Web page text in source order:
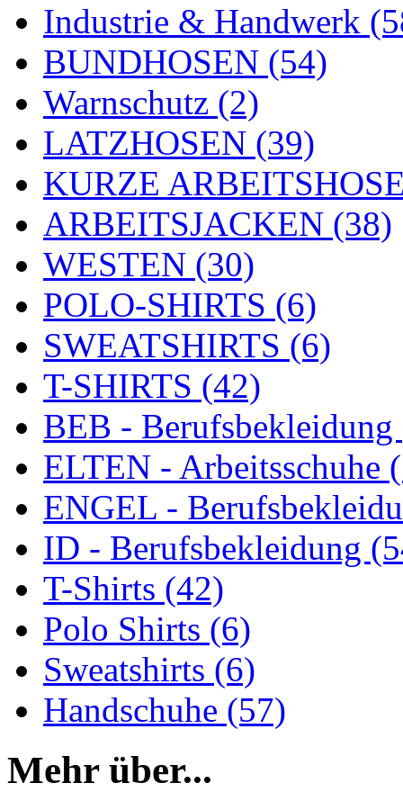
Industrie & Handwerk
BUNDHOSEN (54)
Warnschutz (2)
LATZHOSEN (39)
KURZE
ARBEITSJACKEN (38)
WESTEN (30)
POLO-SHIRTS (6)
SWEATSHIRTS (6)
T-SHIRTS (42)
BEB - Berufsbekleidung
ELTEN - Arbeitsschuhe
ENGEL -
ID - Berufsbekleidung
T-Shirts (42)
Polo Shirts (6)
Sweatshirts (6)
Handschuhe (57)
Mehr über...